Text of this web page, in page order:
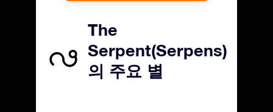
The
Serpent(Serpens)
의 주요 별